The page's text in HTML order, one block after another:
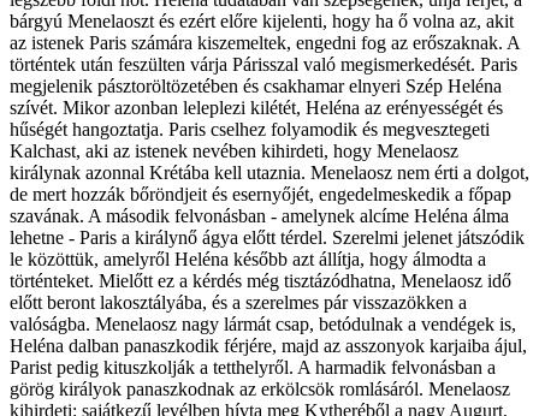
bárgyú Menelaoszt és ezért előre kijelenti, hogy ha ő volna az, akit
az istenek Paris számára kiszemeltek, engedni fog az erőszaknak. A
történtek után feszülten várja Párisszal való megismerkedését. Paris
megjelenik pásztoröltözetében és csakhamar elnyeri Szép Heléna
szívét. Mikor azonban leleplezi kilétét, Heléna az erényességét és
hűségét hangoztatja. Paris cselhez folyamodik és megvesztegeti
Kalchast, aki az istenek nevében kihirdeti, hogy Menelaosz
királynak azonnal Krétába kell utaznia. Menelaosz nem érti a dolgot,
de mert hozzák bőröndjeit és esernyőjét, engedelmeskedik a főpap
szavának. A második felvonásban - amelynek alcíme Heléna álma
lehetne - Paris a királynő ágya előtt térdel. Szerelmi jelenet játszódik
le közöttük, amelyről Heléna később azt állítja, hogy álmodta a
történteket. Mielőtt ez a kérdés még tisztázódhatna, Menelaosz idő
előtt beront lakosztályába, és a szerelmes pár visszazökken a
valóságba. Menelaosz nagy lármát csap, betódulnak a vendégek is,
Heléna dalban panaszkodik férjére, majd az asszonyok karjaiba ájul,
Parist pedig kituszkolják a tetthelyről. A harmadik felvonásban a
görög királyok panaszkodnak az erkölcsök romlásáról. Menelaosz
kihirdeti: sajátkezű levélben hívta meg Kytheréből a nagy Augurt,